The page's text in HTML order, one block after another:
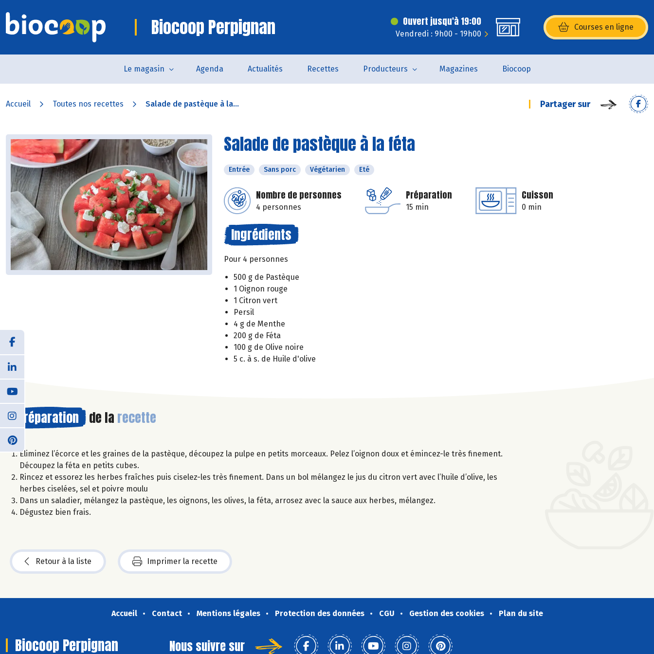
Biocoop Perpignan Ouvert jusqu'à 19:00
Vendredi : 9h00 - 19h00
Courses en ligne
(s’ouvre dans une nouvelle
Le magasin Agenda Actualités Recettes Producteurs Magazines Biocoop
Accueil Toutes nos recettes Salade de pastèque à la... Partager sur
Salade de pastèque à la féta
Entrée Sans porc Végétarien Eté
Nombre de personnes
4 personnes
Préparation
15 min
Cuisson
0 min
Ingrédients
Pour 4 personnes
500 g de Pastèque
1 Oignon rouge
1 Citron vert
Persil
4 g de Menthe
200 g de Féta
100 g de Olive noire
5 c. à s. de Huile d'olive
Préparation de la recette
Eliminez l’écorce et les graines de la pastèque, découpez la pulpe en petits morceaux. Pelez l’oignon doux et émincez-le très finement.
Découpez la féta en petits cubes.
Rincez et essorez les herbes fraîches puis ciselez-les très finement. Dans un bol mélangez le jus du citron vert avec l’huile d’olive, les
herbes ciselées, sel et poivre moulu
Dans un saladier, mélangez la pastèque, les oignons, les olives, la féta, arrosez avec la sauce aux herbes, mélangez.
Dégustez bien frais.
Retour à la liste Imprimer la recette
Accueil Contact Mentions légales Protection des données CGU Gestion des cookies Plan du site
Biocoop Perpignan Nous suivre sur